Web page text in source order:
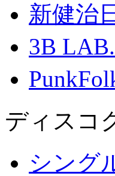
新健治
3B
ディスコ
シング